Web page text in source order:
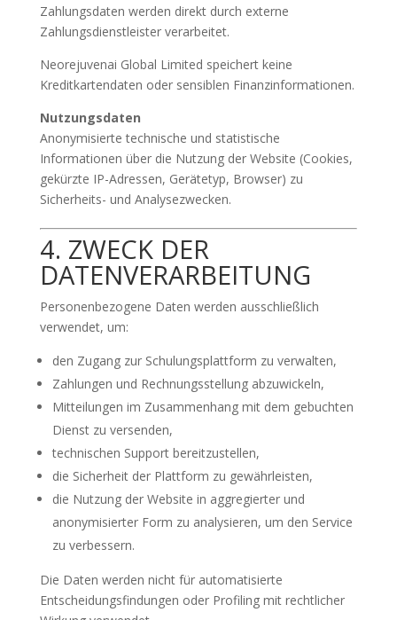
Zahlungsdaten werden direkt durch externe
Zahlungsdienstleister verarbeitet.
Neorejuvenai Global Limited speichert keine
Kreditkartendaten oder sensiblen Finanzinformationen.
Nutzungsdaten
Anonymisierte technische und statistische
Informationen über die Nutzung der Website (Cookies,
gekürzte IP-Adressen, Gerätetyp, Browser) zu
Sicherheits- und Analysezwecken.
4. ZWECK DER
DATENVERARBEITUNG
Personenbezogene Daten werden ausschließlich
verwendet, um:
den Zugang zur Schulungsplattform zu verwalten,
Zahlungen und Rechnungsstellung abzuwickeln,
Mitteilungen im Zusammenhang mit dem gebuchten
Dienst zu versenden,
technischen Support bereitzustellen,
die Sicherheit der Plattform zu gewährleisten,
die Nutzung der Website in aggregierter und
anonymisierter Form zu analysieren, um den Service
zu verbessern.
Die Daten werden nicht für automatisierte
Entscheidungsfindungen oder Profiling mit rechtlicher